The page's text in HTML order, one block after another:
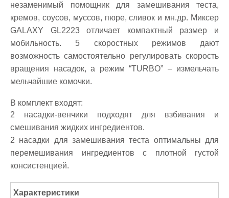
незаменимый помощник для замешивания теста,
кремов, соусов, муссов, пюре, сливок и мн.др. Миксер
GALAXY GL2223 отличает компактный размер и
мобильность. 5 скоростных режимов дают
возможность самостоятельно регулировать скорость
вращения насадок, а режим “TURBO” – измельчать
мельчайшие комочки.
В комплект входят:
2 насадки-венчики подходят для взбивания и
смешивания жидких ингредиентов.
2 насадки для замешивания теста оптимальны для
перемешивания ингредиентов с плотной густой
консистенцией.
Характеристики